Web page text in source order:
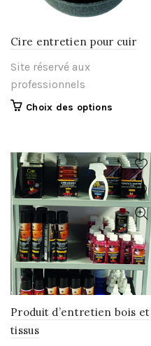
Cire entretien pour cuir
Site réservé aux
professionnels
Choix des options
Les
options
peuvent
être
choisies
sur
la
page
du
produit
Produit d’entretien bois et
tissus